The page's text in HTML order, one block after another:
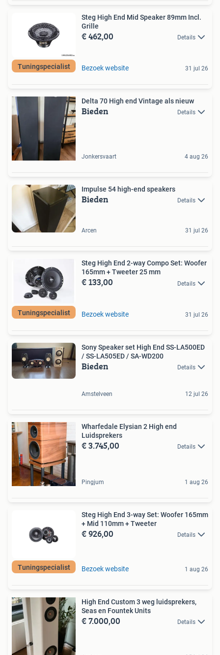
Tuningspecialist
Steg High End Mid Speaker 89mm Incl.
Grille
€ 462,00 Details
Bezoek website 31 jul 26
Delta 70 High end Vintage als nieuw
Bieden Details
Jonkersvaart 4 aug 26
Impulse 54 high-end speakers
Bieden Details
Arcen 31 jul 26
Tuningspecialist
Steg High End 2-way Compo Set: Woofer
165mm + Tweeter 25 mm
€ 133,00 Details
Bezoek website 31 jul 26
Sony Speaker set High End SS-LA500ED
/ SS-LA505ED / SA-WD200
Bieden Details
Amstelveen 12 jul 26
Wharfedale Elysian 2 High end
Luidsprekers
€ 3.745,00 Details
Pingjum 1 aug 26
Tuningspecialist
Steg High End 3-way Set: Woofer 165mm
+ Mid 110mm + Tweeter
€ 926,00 Details
Bezoek website 1 aug 26
High End Custom 3 weg luidsprekers,
Seas en Fountek Units
€ 7.000,00 Details